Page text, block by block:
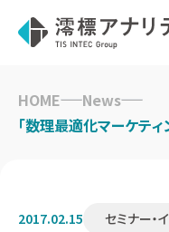
content
HOME
News
「数理最適化マーケテ
2017.02.15 セミナー・